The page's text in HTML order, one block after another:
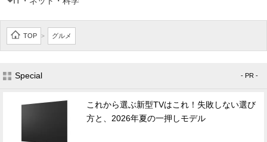
TOP > グルメ
Special - PR -
これから選ぶ新型TVはこれ！失敗しない選び
方と、2026年夏の一押しモデル